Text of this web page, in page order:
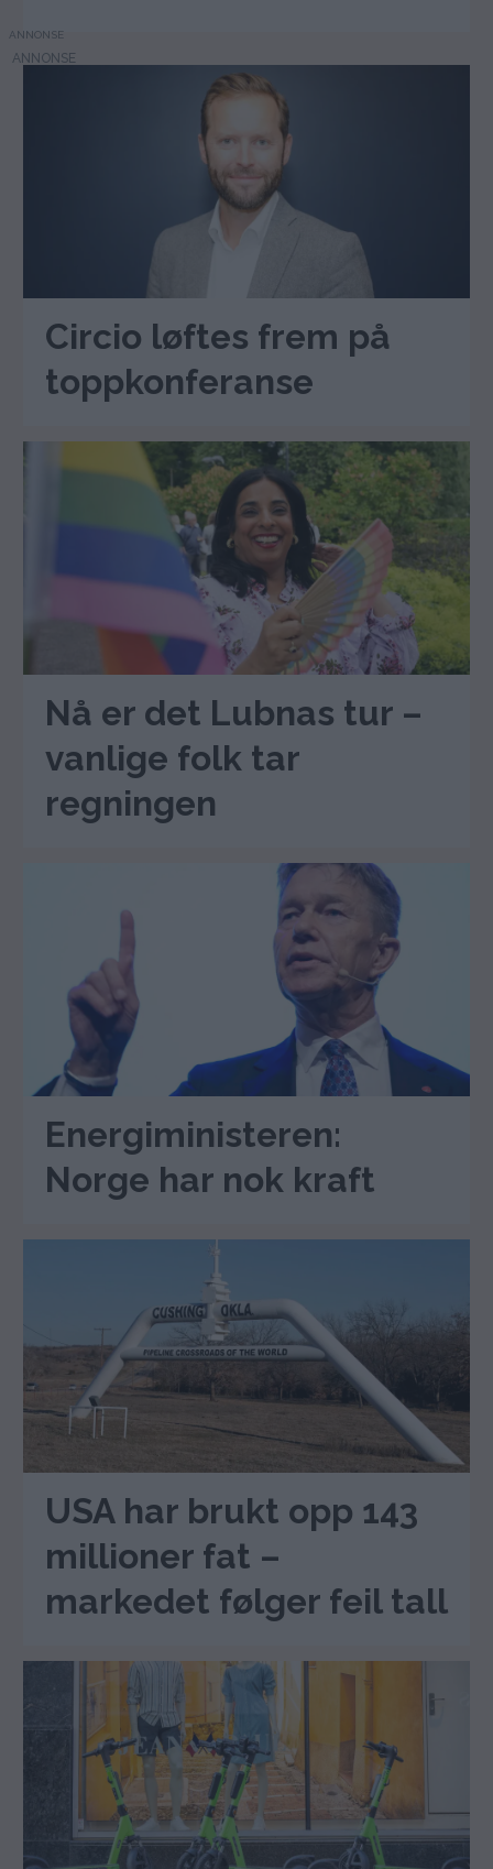
ANNONSE
Circio løftes frem på
toppkonferanse
Nå er det Lubnas tur –
vanlige folk tar
regningen
Energiministeren:
Norge har nok kraft
USA har brukt opp 143
millioner fat –
markedet følger feil tall